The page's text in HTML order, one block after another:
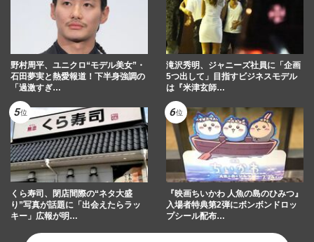
野村周平、ユニクロ“モデル美女”・
石田夢実と熱愛報道！下半身強調の
「過激すぎ…
滝沢秀明、ジャニーズ社員に「企画
5つ出して」目指すビジネスモデル
は『米津玄師…
くら寿司、閉店間際の“ネタ大盛
り”写真が話題に「出会えたらラッ
キー」広報が明…
『映画ちいかわ 人魚の島のひみつ』
入場者特典第2弾にボンボンドロッ
プシール配布…